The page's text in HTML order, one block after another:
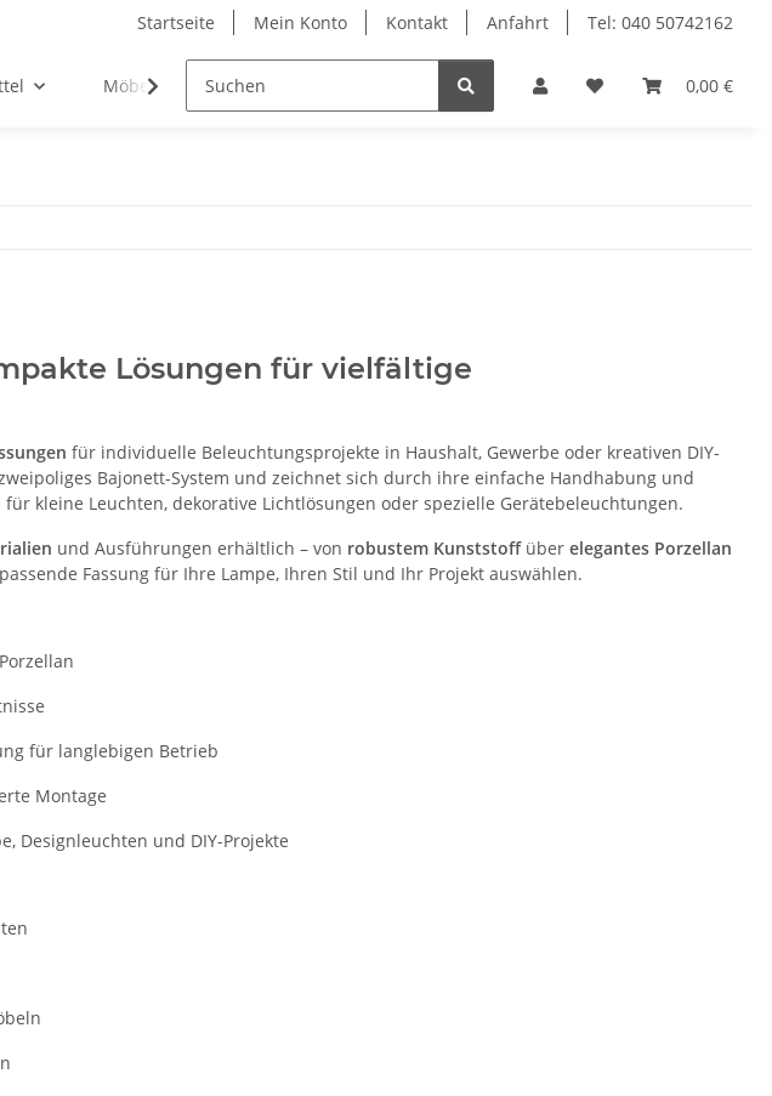
Startseite Mein Konto Kontakt Anfahrt Tel: 040 50742162
0,00 €
Möbel-Ersatzteile
Lösungen für vielfältige
für individuelle Beleuchtungsprojekte in Haushalt, Gewerbe oder kreativen DIY-
Bajonett-System und zeichnet sich durch ihre einfache Handhabung und
kleine Leuchten, dekorative Lichtlösungen oder spezielle Gerätebeleuchtungen.
und Ausführungen erhältlich – von robustem Kunststoffüber elegantes Porzellan
Fassung für Ihre Lampe, Ihren Stil und Ihr Projekt auswählen.
für langlebigen Betrieb
Montage
Designleuchten und DIY-Projekte